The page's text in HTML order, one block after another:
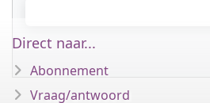
Direct naar...
Abonnement
Vraag/antwoord